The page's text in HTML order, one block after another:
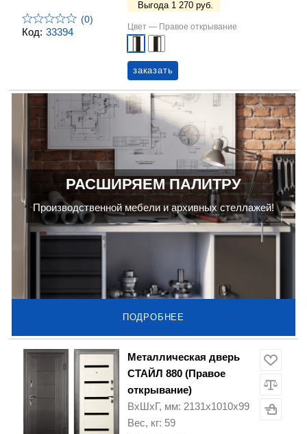
Код: 33394
(0)
Выгода 1 270 руб.
Цвет — Правое открывание
заказать
РАСШИРЯЕМ ПАЛИТРУ
Производственной мебели и архивных стеллажей!
ПОДРОБНЕЕ
Металлическая дверь
СТАЙЛ 880 (Правое
открывание)
ВхШхГ, мм: 2131х1010х99
Вес, кг: 59